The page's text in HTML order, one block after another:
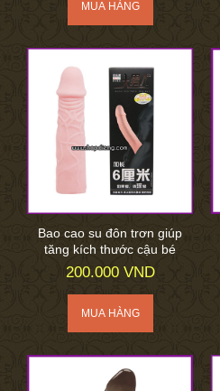
Bao cao su đôn trơn giúp
tăng kích thước cậu bé
200.000 VND